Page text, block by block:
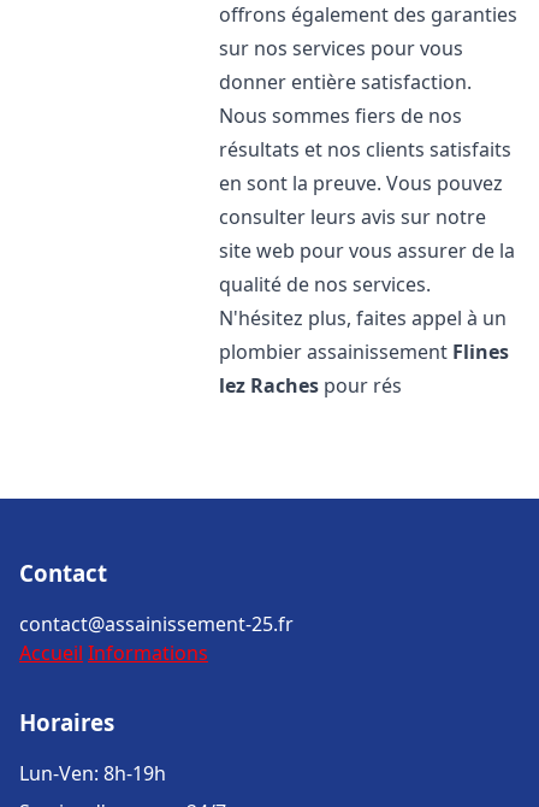
offrons également des garanties
sur nos services pour vous
donner entière satisfaction.
Nous sommes fiers de nos
résultats et nos clients satisfaits
en sont la preuve. Vous pouvez
consulter leurs avis sur notre
site web pour vous assurer de la
qualité de nos services.
N'hésitez plus, faites appel à un
plombier assainissement Flines
lez Raches pour rés
Contact
contact@assainissement-25.fr
Accueil Informations
Horaires
Lun-Ven: 8h-19h